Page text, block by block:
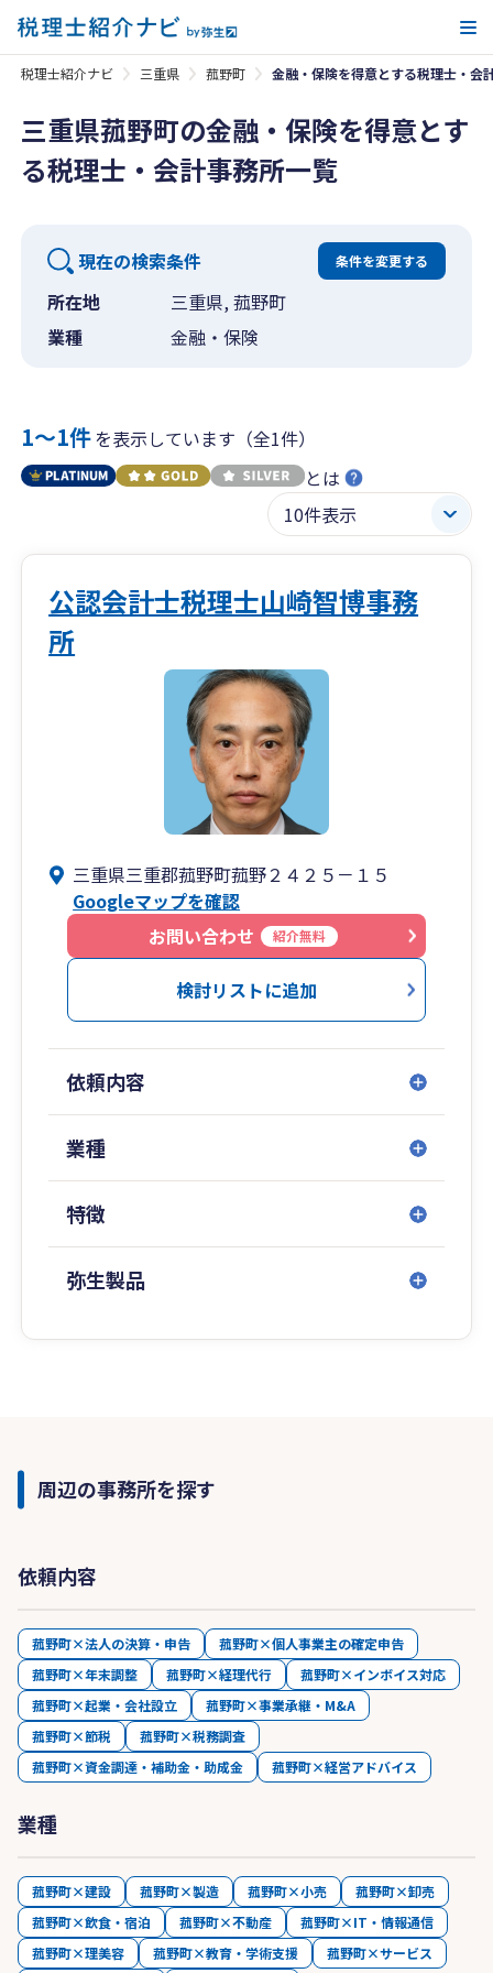
税理士紹介ナビ 三重県 菰野町 金融・保険を得意とする税理士・会
三重県菰野町の金融・保険を得意とす
る税理士・会計事務所一覧
現在の検索条件 条件を変更する
所在地
三重県, 菰野町
業種
金融・保険
1〜1件を表示しています（全1件）
とは
公認会計士税理士山崎智博事務
所
三重県三重郡菰野町菰野２４２５－１５
Googleマップを確認
お問い合わせ
紹介無料
検討リストに追加
依頼内容
業種
特徴
弥生製品
周辺の事務所を探す
依頼内容
菰野町×法人の決算・申告
菰野町×個人事業主の確定申告
菰野町×年末調整
菰野町×経理代行
菰野町×インボイス対応
菰野町×起業・会社設立
菰野町×事業承継・M&A
菰野町×節税
菰野町×税務調査
菰野町×資金調達・補助金・助成金
菰野町×経営アドバイス
業種
菰野町×建設 菰野町×製造 菰野町×小売
菰野町×卸売
菰野町×飲食・宿泊
菰野町×不動産
菰野町×IT・情報通信
菰野町×理美容
菰野町×教育・学術支援 菰野町×サービス